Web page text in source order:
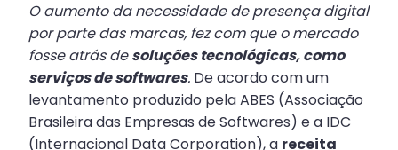
O aumento da necessidade de presença digital
por parte das marcas, fez com que o mercado
fosse atrás desoluções tecnológicas, como
serviços de softwares. De acordo com um
levantamento produzido pela ABES (Associação
Brasileira das Empresas de Softwares) e a IDC
(Internacional Data Corporation), a receita